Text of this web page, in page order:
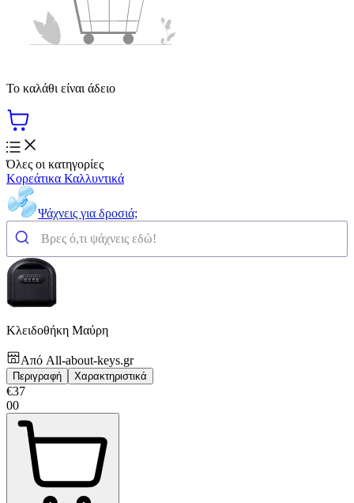
Το καλάθι είναι άδειο
Όλες οι κατηγορίες
Κορεάτικα Καλλυντικά
Ψάχνεις για δροσιά;
Κλειδοθήκη Μαύρη
Από All-about-keys.gr
Περιγραφή Χαρακτηριστικά
€37
00